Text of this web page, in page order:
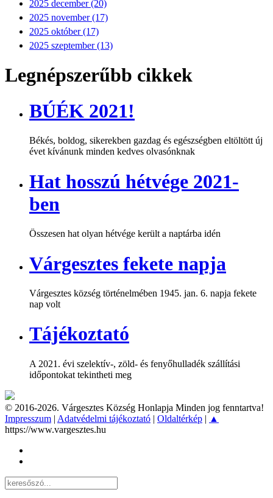
2025 december (20)
2025 november (17)
2025 október (17)
2025 szeptember (13)
Legnépszerűbb cikkek
BÚÉK 2021!
Békés, boldog, sikerekben gazdag és egészségben eltöltött új
évet kívánunk minden kedves olvasónknak
Hat hosszú hétvége 2021-
ben
Összesen hat olyan hétvége került a naptárba idén
Várgesztes fekete napja
Várgesztes község történelmében 1945. jan. 6. napja fekete
nap volt
Tájékoztató
A 2021. évi szelektív-, zöld- és fenyőhulladék szállítási
időpontokat tekintheti meg
© 2016-2026. Várgesztes Község Honlapja Minden jog fenntartva!
Impresszum | Adatvédelmi tájékoztató | Oldaltérkép | ▲
https://www.vargesztes.hu